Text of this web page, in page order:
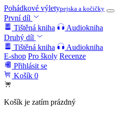
Pohádkové výletypejska a kočičky
První díl
Tištěná kniha
Audiokniha
Druhý díl
Tištěná kniha
Audiokniha
E-shop Pro školy Recenze
Přihlásit se
Košík 0
Košík je zatím prázdný